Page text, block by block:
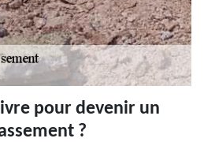
pour devenir un
?